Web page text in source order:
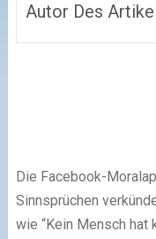
Autor Des
Die Facebook-
Sinnsprüchen
wie “Kein Mensch hat